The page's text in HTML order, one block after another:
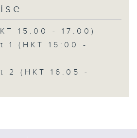
15:00 - 17:00)
1 (HKT 15:00 -
2 (HKT 16:05 -